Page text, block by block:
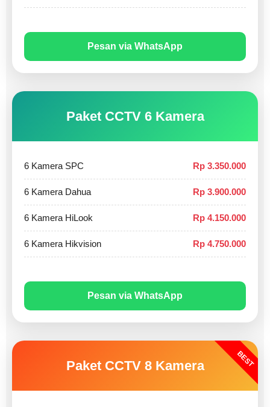
Pesan via WhatsApp
Paket CCTV 6 Kamera
6 Kamera SPC Rp 3.350.000
6 Kamera Dahua Rp 3.900.000
6 Kamera HiLook Rp 4.150.000
6 Kamera Hikvision Rp 4.750.000
Pesan via WhatsApp
BEST
Paket CCTV 8 Kamera